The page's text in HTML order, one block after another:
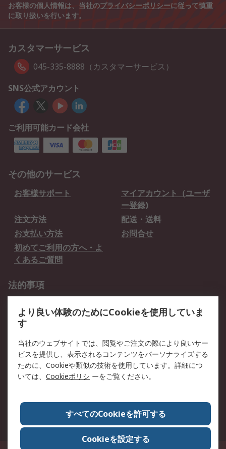
お客様の個人情報は、当社のプライバシーポリシーに従って慎重
に取り扱いを行います。
カスタマーサービス
045-335-8888（カスタマーサービス）
SNS公式アカウント
ご利用可能カード会社
その他のサービス
お客様サポート
マイアカウント（ユーザ
ー登録)
注文方法
配送・送料
お支払い方法
お問合せ
初めてご利用の方へ・よ
くあるご質問
法的事項
クッキーポリシー
RSについて
会社概要
採用情報
プレスリリース＆お知ら
コーポレートサイト
全世界のRS
RSの歴史
ESGへの取り組み（英語）
認証について
より良い体験のためにCookieを使用していま
す
当社のウェブサイトでは、閲覧やご注文の際により良いサー
ビスを提供し、表示されるコンテンツをパーソナライズする
ために、Cookieや類似の技術を使用しています。詳細につ
いては、 Cookieポリシ ーをご覧ください。
すべてのCookieを許可する
Cookieを設定する